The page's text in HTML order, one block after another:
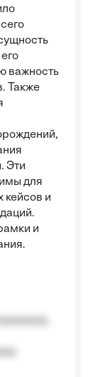
важность
Также
Эти
для
кейсов и
и